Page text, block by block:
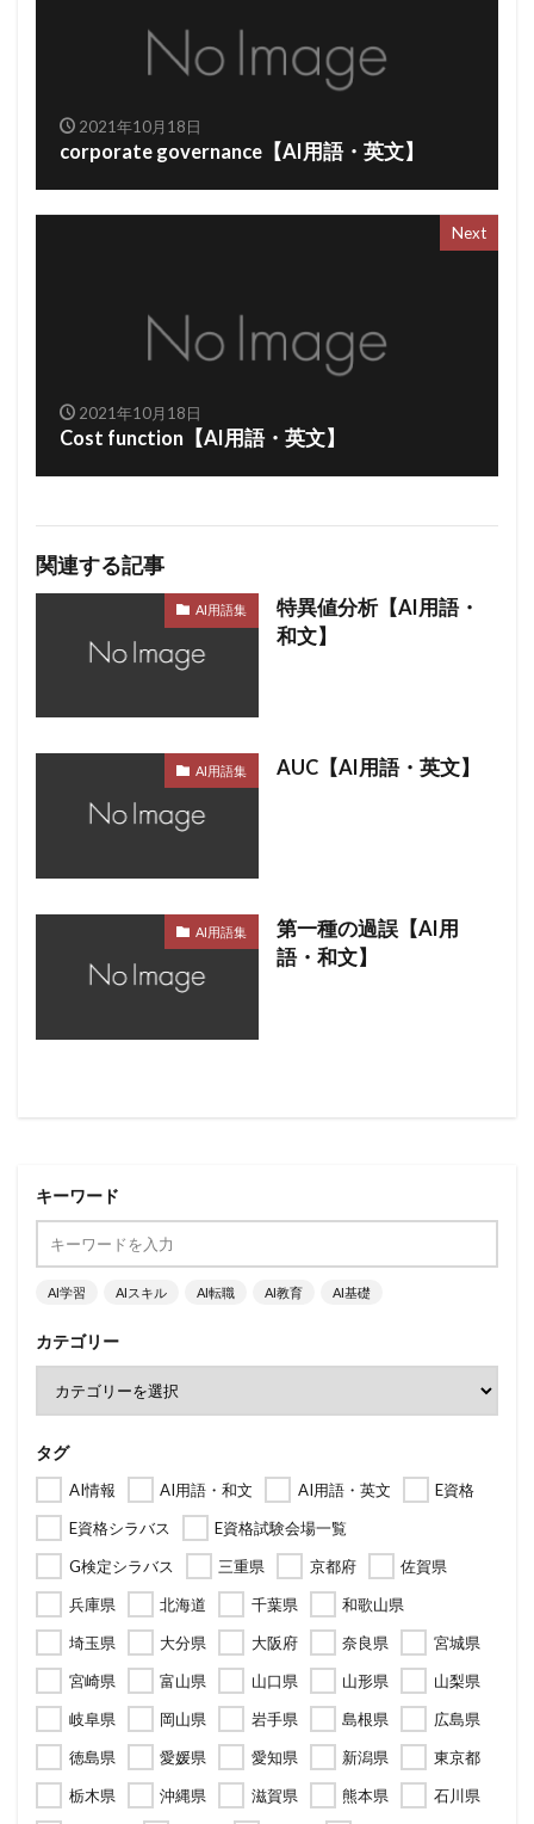
2021年10月18日
corporate governance【AI用語・英文】
Next
2021年10月18日
Cost function【AI用語・英文】
関連する記事
AI用語集
特異値分析【AI用語・
和文】
AI用語集 AUC【AI用語・英文】
AI用語集
第一種の過誤【AI用
語・和文】
キーワード
AI学習 AIスキル AI転職 AI教育 AI基礎
カテゴリー
タグ
AI情報 AI用語・和文 AI用語・英文
E資格
E資格シラバス
E資格試験会場一覧
G検定シラバス
三重県 京都府
佐賀県
兵庫県
北海道 千葉県
和歌山県
埼玉県
大分県 大阪府 奈良県
宮城県
宮崎県
富山県 山口県 山形県
山梨県
岐阜県
岡山県 岩手県 島根県
広島県
徳島県
愛媛県 愛知県 新潟県
東京都
栃木県
沖縄県 滋賀県 熊本県 石川県